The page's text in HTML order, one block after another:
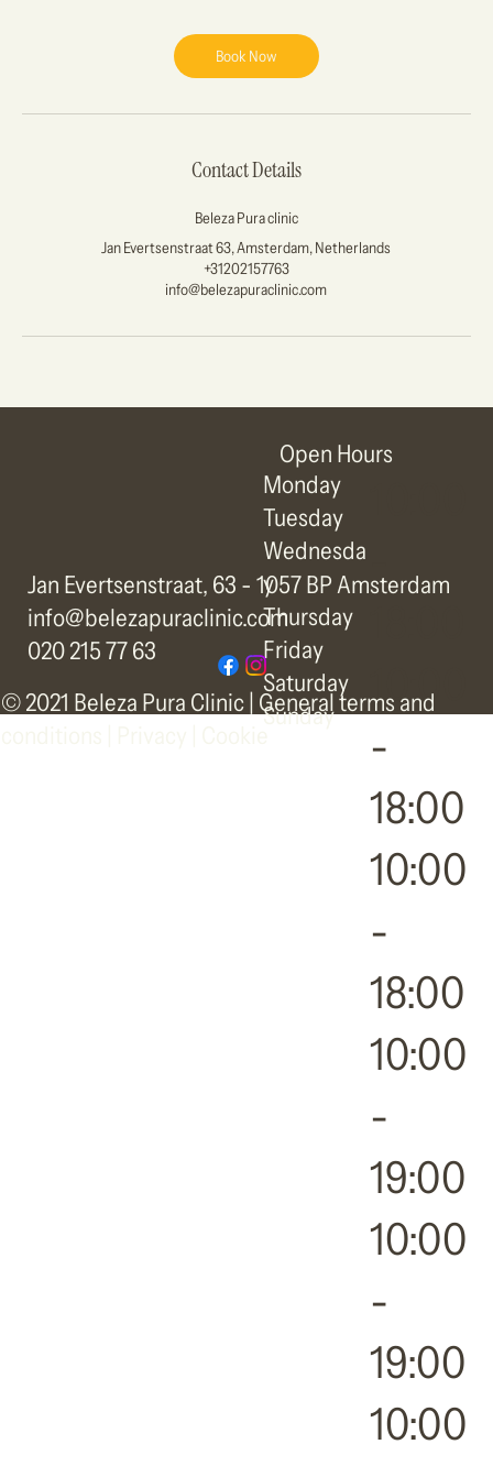
Book Now
Contact Details
Beleza Pura clinic
Jan Evertsenstraat 63, Amsterdam, Netherlands
+31202157763
info@belezapuraclinic.com
Monday
Tuesday
Wednesda
y
Thursday
Friday
Saturday
Sunday
10:00
-
18:00
10:00
-
18:00
10:00
-
19:00
10:00
-
19:00
10:00
© 2021 Beleza Pura Clinic | General terms and
Jan Evertsenstraat, 63 - 1057 BP Amsterdam
info@belezapuraclinic.com
020 215 77 63
Open Hours